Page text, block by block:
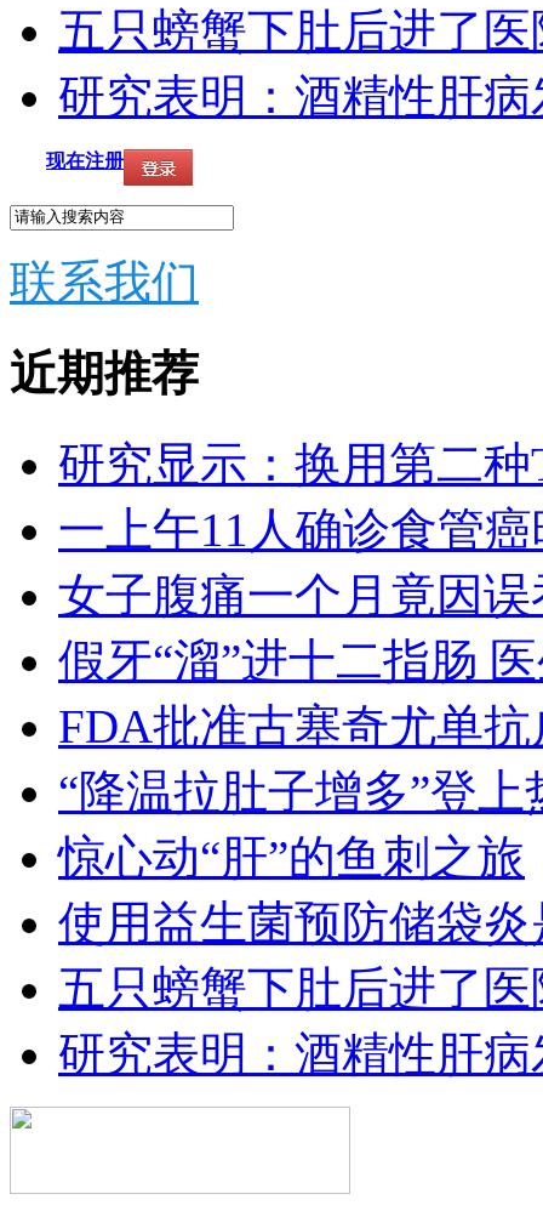
五只螃蟹下肚后进了
研究表明：酒精性肝
现在注册
联系我们
近期推荐
研究显示：换用第二
一上午11人确诊食管
女子腹痛一个月竟因
假牙“溜”进十二指肠
FDA批准古塞奇尤单
“降温拉肚子增多”登
惊心动“肝”的鱼刺之旅
使用益生菌预防储袋
五只螃蟹下肚后进了
研究表明：酒精性肝